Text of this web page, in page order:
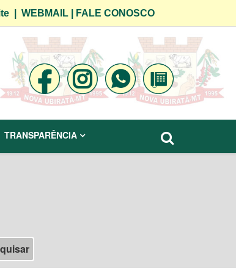
| WEBMAIL| FALE CONOSCO
TRANSPARÊNCIA